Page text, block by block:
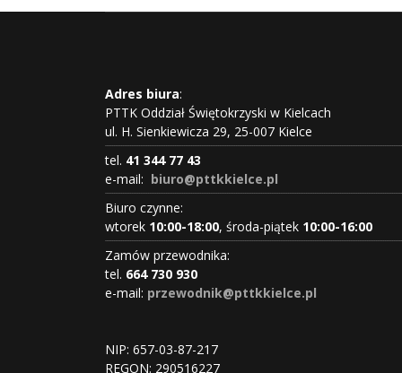
Adres biura:
PTTK Oddział Świętokrzyski w Kielcach
ul. H. Sienkiewicza 29, 25-007 Kielce
tel. 41 344 77 43
e-mail: biuro@pttkkielce.pl
Biuro czynne:
wtorek 10:00-18:00, środa-piątek 10:00-16:00
Zamów przewodnika:
tel. 664 730 930
e-mail: przewodnik@pttkkielce.pl
NIP: 657-03-87-217
REGON: 290516227